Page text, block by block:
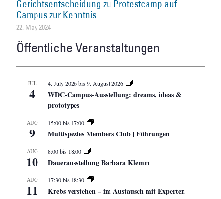
Gerichtsentscheidung zu Protestcamp auf
Campus zur Kenntnis
22. May 2024
Öffentliche Veranstaltungen
JUL
4
4. July 2026bis9. August 2026
WDC-Campus-Ausstellung: dreams, ideas &
prototypes
AUG
9
15:00bis 17:00
Multispezies Members Club | Führungen
AUG
10
8:00bis 18:00
Dauerausstellung Barbara Klemm
AUG
11
17:30bis 18:30
Krebs verstehen – im Austausch mit Experten